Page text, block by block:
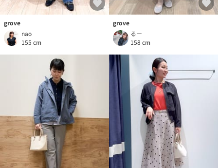
grove
nao
155 cm
grove
るー
158 cm